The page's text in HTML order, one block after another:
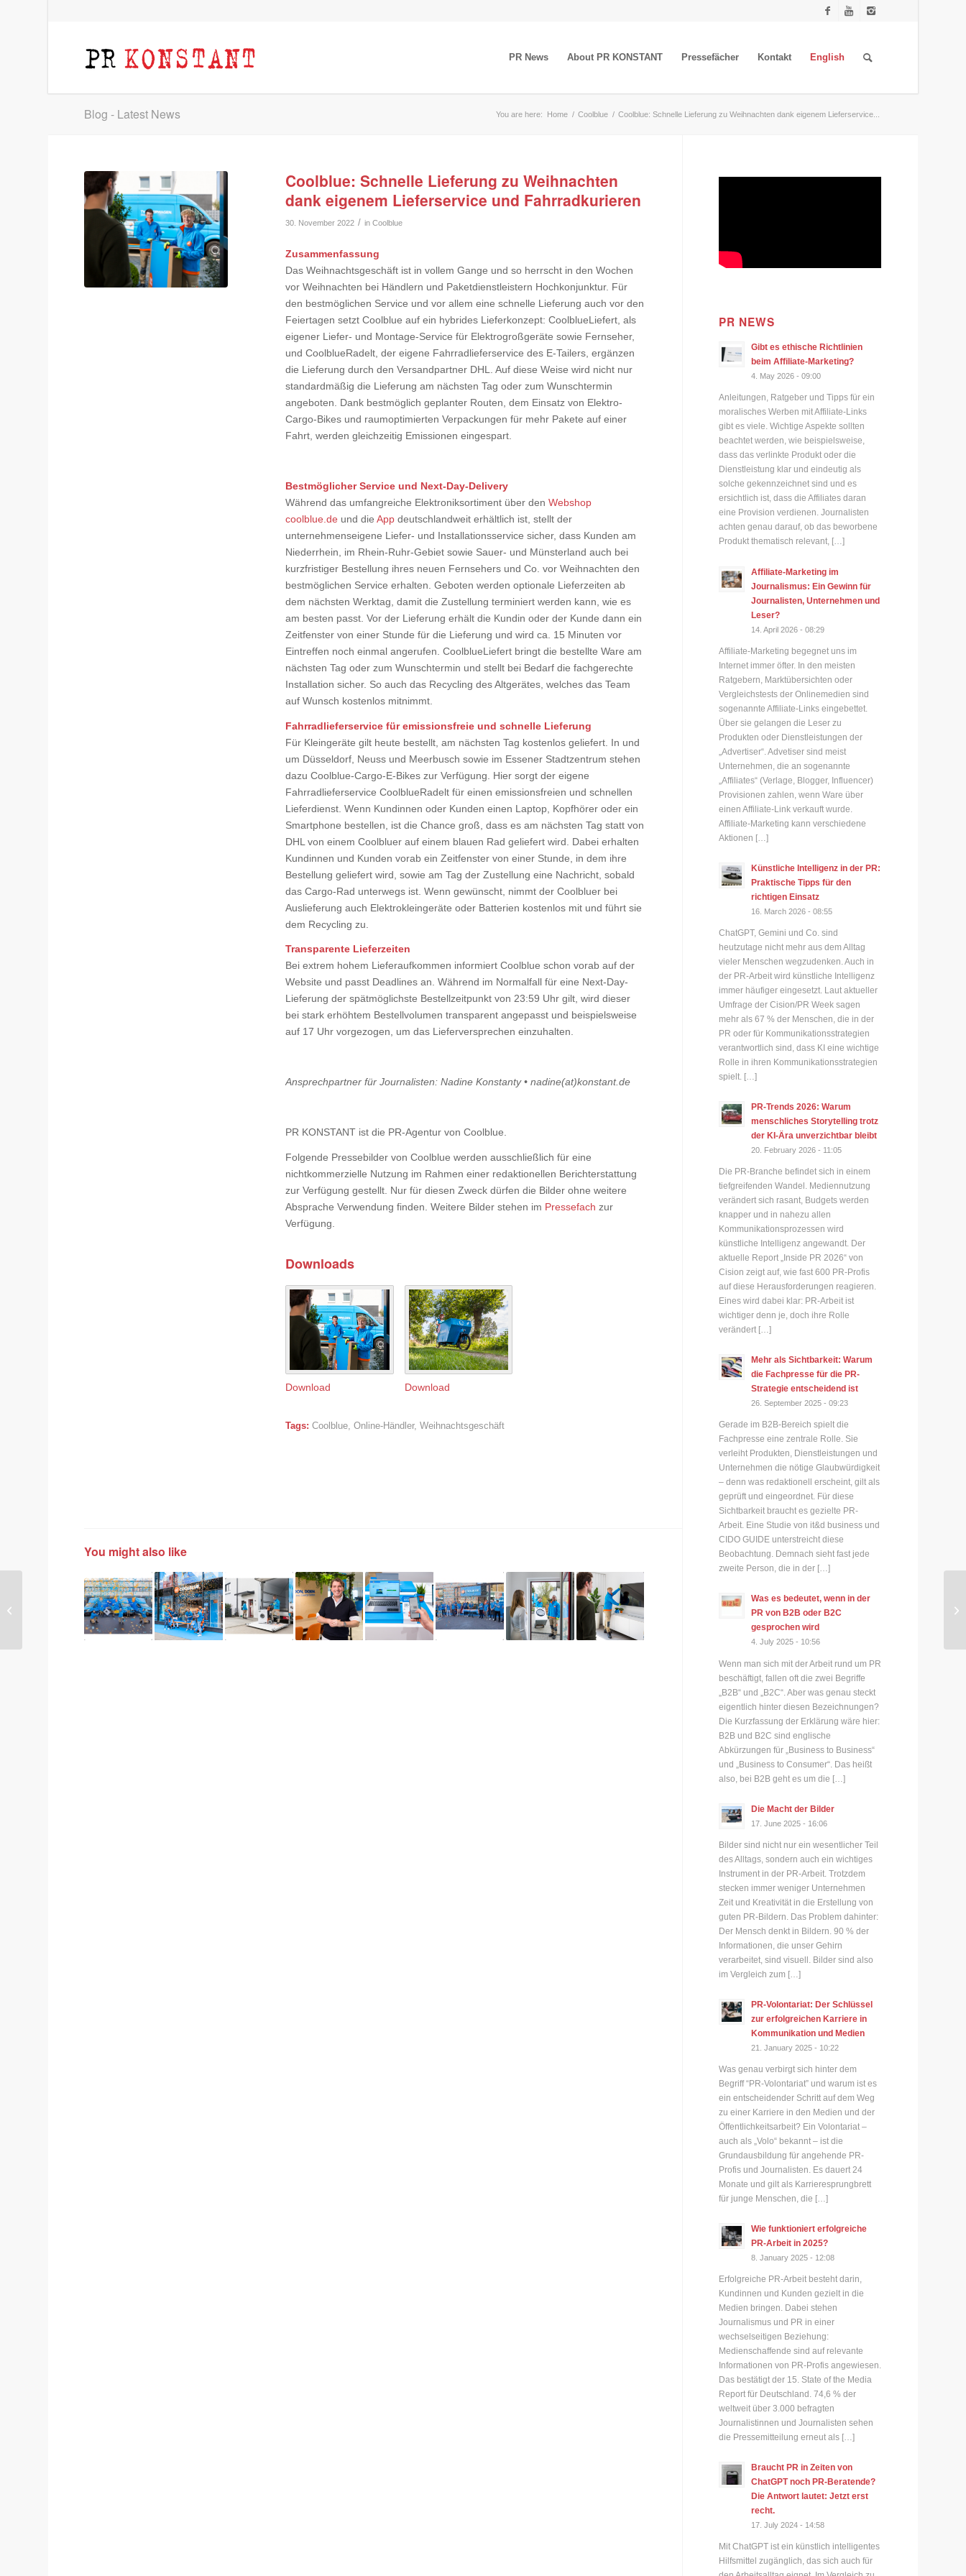
PR News About PR KONSTANT Pressefächer Kontakt English
Blog - Latest News You are here: Home / Coolblue / Coolblue: Schnelle Lieferung zu Weihnachten dank eigenem Lieferservice...
Coolblue: Schnelle Lieferung zu Weihnachten
dank eigenem Lieferservice und Fahrradkurieren
30. November 2022 / in Coolblue
Zusammenfassung
Das Weihnachtsgeschäft ist in vollem Gange und so herrscht in den Wochen
vor Weihnachten bei Händlern und Paketdienstleistern Hochkonjunktur. Für
den bestmöglichen Service und vor allem eine schnelle Lieferung auch vor den
Feiertagen setzt Coolblue auf ein hybrides Lieferkonzept: CoolblueLiefert, als
eigener Liefer- und Montage-Service für Elektrogroßgeräte sowie Fernseher,
und CoolblueRadelt, der eigene Fahrradlieferservice des E-Tailers, ergänzen
die Lieferung durch den Versandpartner DHL. Auf diese Weise wird nicht nur
standardmäßig die Lieferung am nächsten Tag oder zum Wunschtermin
angeboten. Dank bestmöglich geplanter Routen, dem Einsatz von Elektro-
Cargo-Bikes und raumoptimierten Verpackungen für mehr Pakete auf einer
Fahrt, werden gleichzeitig Emissionen eingespart.
Bestmöglicher Service und Next-Day-Delivery
Während das umfangreiche Elektroniksortiment über den Webshop
coolblue.deund die Appdeutschlandweit erhältlich ist, stellt der
unternehmenseigene Liefer- und Installationsservice sicher, dass Kunden am
Niederrhein, im Rhein-Ruhr-Gebiet sowie Sauer- und Münsterland auch bei
kurzfristiger Bestellung ihres neuen Fernsehers und Co. vor Weihnachten den
bestmöglichen Service erhalten. Geboten werden optionale Lieferzeiten ab
dem nächsten Werktag, damit die Zustellung terminiert werden kann, wie es
am besten passt. Vor der Lieferung erhält die Kundin oder der Kunde dann ein
Zeitfenster von einer Stunde für die Lieferung und wird ca. 15 Minuten vor
Eintreffen noch einmal angerufen. CoolblueLiefert bringt die bestellte Ware am
nächsten Tag oder zum Wunschtermin und stellt bei Bedarf die fachgerechte
Installation sicher. So auch das Recycling des Altgerätes, welches das Team
auf Wunsch kostenlos mitnimmt.
Fahrradlieferservice für emissionsfreie und schnelle Lieferung
Für Kleingeräte gilt heute bestellt, am nächsten Tag kostenlos geliefert. In und
um Düsseldorf, Neuss und Meerbusch sowie im Essener Stadtzentrum stehen
dazu Coolblue-Cargo-E-Bikes zur Verfügung. Hier sorgt der eigene
Fahrradlieferservice CoolblueRadelt für einen emissionsfreien und schnellen
Lieferdienst. Wenn Kundinnen oder Kunden einen Laptop, Kopfhörer oder ein
Smartphone bestellen, ist die Chance groß, dass es am nächsten Tag statt von
DHL von einem Coolbluer auf einem blauen Rad geliefert wird. Dabei erhalten
Kundinnen und Kunden vorab ein Zeitfenster von einer Stunde, in dem ihre
Bestellung geliefert wird, sowie am Tag der Zustellung eine Nachricht, sobald
das Cargo-Rad unterwegs ist. Wenn gewünscht, nimmt der Coolbluer bei
Auslieferung auch Elektrokleingeräte oder Batterien kostenlos mit und führt sie
dem Recycling zu.
Transparente Lieferzeiten
Bei extrem hohem Lieferaufkommen informiert Coolblue schon vorab auf der
Website und passt Deadlines an. Während im Normalfall für eine Next-Day-
Lieferung der spätmöglichste Bestellzeitpunkt von 23:59 Uhr gilt, wird dieser
bei stark erhöhtem Bestellvolumen transparent angepasst und beispielsweise
auf 17 Uhr vorgezogen, um das Lieferversprechen einzuhalten.
Ansprechpartner für Journalisten: Nadine Konstanty • nadine(at)konstant.de
PR KONSTANT ist die PR-Agentur von Coolblue.
Folgende Pressebilder von Coolblue werden ausschließlich für eine
nichtkommerzielle Nutzung im Rahmen einer redaktionellen Berichterstattung
zur Verfügung gestellt. Nur für diesen Zweck dürfen die Bilder ohne weitere
Absprache Verwendung finden. Weitere Bilder stehen im Pressefach zur
Verfügung.
Downloads
Download Download
Tags: Coolblue, Online-Händler, Weihnachtsgeschäft
You might also like
PR NEWS
Gibt es ethische Richtlinien
beim Affiliate-Marketing?
4. May 2026 - 09:00
Anleitungen, Ratgeber und Tipps für ein
moralisches Werben mit Affiliate-Links
gibt es viele. Wichtige Aspekte sollten
beachtet werden, wie beispielsweise,
dass das verlinkte Produkt oder die
Dienstleistung klar und eindeutig als
solche gekennzeichnet sind und es
ersichtlich ist, dass die Affiliates daran
eine Provision verdienen. Journalisten
achten genau darauf, ob das beworbene
Produkt thematisch relevant, […]
Affiliate-Marketing im
Journalismus: Ein Gewinn für
Journalisten, Unternehmen und
Leser?
14. April 2026 - 08:29
Affiliate-Marketing begegnet uns im
Internet immer öfter. In den meisten
Ratgebern, Marktübersichten oder
Vergleichstests der Onlinemedien sind
sogenannte Affiliate-Links eingebettet.
Über sie gelangen die Leser zu
Produkten oder Dienstleistungen der
„Advertiser“. Advetiser sind meist
Unternehmen, die an sogenannte
„Affiliates“ (Verlage, Blogger, Influencer)
Provisionen zahlen, wenn Ware über
einen Affiliate-Link verkauft wurde.
Affiliate-Marketing kann verschiedene
Aktionen […]
Künstliche Intelligenz in der PR:
Praktische Tipps für den
richtigen Einsatz
16. March 2026 - 08:55
ChatGPT, Gemini und Co. sind
heutzutage nicht mehr aus dem Alltag
vieler Menschen wegzudenken. Auch in
der PR-Arbeit wird künstliche Intelligenz
immer häufiger eingesetzt. Laut aktueller
Umfrage der Cision/PR Week sagen
mehr als 67 % der Menschen, die in der
PR oder für Kommunikationsstrategien
verantwortlich sind, dass KI eine wichtige
Rolle in ihren Kommunikationsstrategien
spielt. […]
PR-Trends 2026: Warum
menschliches Storytelling trotz
der KI-Ära unverzichtbar bleibt
20. February 2026 - 11:05
Die PR-Branche befindet sich in einem
tiefgreifenden Wandel. Mediennutzung
verändert sich rasant, Budgets werden
knapper und in nahezu allen
Kommunikationsprozessen wird
künstliche Intelligenz angewandt. Der
aktuelle Report „Inside PR 2026“ von
Cision zeigt auf, wie fast 600 PR-Profis
auf diese Herausforderungen reagieren.
Eines wird dabei klar: PR-Arbeit ist
wichtiger denn je, doch ihre Rolle
verändert […]
Mehr als Sichtbarkeit: Warum
die Fachpresse für die PR-
Strategie entscheidend ist
26. September 2025 - 09:23
Gerade im B2B-Bereich spielt die
Fachpresse eine zentrale Rolle. Sie
verleiht Produkten, Dienstleistungen und
Unternehmen die nötige Glaubwürdigkeit
– denn was redaktionell erscheint, gilt als
geprüft und eingeordnet. Für diese
Sichtbarkeit braucht es gezielte PR-
Arbeit. Eine Studie von it&d business und
CIDO GUIDE unterstreicht diese
Beobachtung. Demnach sieht fast jede
zweite Person, die in der […]
Was es bedeutet, wenn in der
PR von B2B oder B2C
gesprochen wird
4. July 2025 - 10:56
Wenn man sich mit der Arbeit rund um PR
beschäftigt, fallen oft die zwei Begriffe
„B2B“ und „B2C“. Aber was genau steckt
eigentlich hinter diesen Bezeichnungen?
Die Kurzfassung der Erklärung wäre hier:
B2B und B2C sind englische
Abkürzungen für „Business to Business“
und „Business to Consumer“. Das heißt
also, bei B2B geht es um die […]
Die Macht der Bilder
17. June 2025 - 16:06
Bilder sind nicht nur ein wesentlicher Teil
des Alltags, sondern auch ein wichtiges
Instrument in der PR-Arbeit. Trotzdem
stecken immer weniger Unternehmen
Zeit und Kreativität in die Erstellung von
guten PR-Bildern. Das Problem dahinter:
Der Mensch denkt in Bildern. 90 % der
Informationen, die unser Gehirn
verarbeitet, sind visuell. Bilder sind also
im Vergleich zum […]
PR-Volontariat: Der Schlüssel
zur erfolgreichen Karriere in
Kommunikation und Medien
21. January 2025 - 10:22
Was genau verbirgt sich hinter dem
Begriff “PR-Volontariat” und warum ist es
ein entscheidender Schritt auf dem Weg
zu einer Karriere in den Medien und der
Öffentlichkeitsarbeit? Ein Volontariat –
auch als „Volo“ bekannt – ist die
Grundausbildung für angehende PR-
Profis und Journalisten. Es dauert 24
Monate und gilt als Karrieresprungbrett
für junge Menschen, die […]
Wie funktioniert erfolgreiche
PR-Arbeit in 2025?
8. January 2025 - 12:08
Erfolgreiche PR-Arbeit besteht darin,
Kundinnen und Kunden gezielt in die
Medien bringen. Dabei stehen
Journalismus und PR in einer
wechselseitigen Beziehung:
Medienschaffende sind auf relevante
Informationen von PR-Profis angewiesen.
Das bestätigt der 15. State of the Media
Report für Deutschland. 74,6 % der
weltweit über 3.000 befragten
Journalistinnen und Journalisten sehen
die Pressemitteilung erneut als […]
Braucht PR in Zeiten von
ChatGPT noch PR-Beratende?
Die Antwort lautet: Jetzt erst
recht.
17. July 2024 - 14:58
Mit ChatGPT ist ein künstlich intelligentes
Hilfsmittel zugänglich, das sich auch für
„BLAUPUNKT VERONA“: Neues
Nostalgieradio mit modernen Features
und hochwertigem...